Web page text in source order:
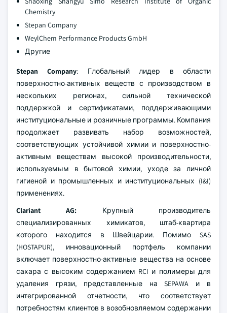
Chemistry
Stepan Company
WeylChem Performance Products GmbH
Другие
Stepan Company: Глобальный лидер в области
поверхностно-активных веществ с производством в
нескольких регионах, сильной технической
поддержкой и сертификатами, поддерживающими
институциональные и розничные программы. Компания
продолжает развивать набор возможностей,
соответствующих устойчивой химии и поверхностно-
активным веществам высокой производительности,
используемым в бытовой химии, уходе за личной
гигиеной и промышленных и институциональных (I&I)
применениях.
Clariant AG: Крупный производитель
специализированных химикатов, штаб-квартира
которого находится в Швейцарии. Помимо SAS
(HOSTAPUR), инновационный портфель компании
включает поверхностно-активные вещества на основе
сахара с высоким содержанием RCI и полимеры для
удаления грязи, представленные на SEPAWA и в
интегрированной отчетности, что соответствует
потребностям клиентов в возобновляемом содержании